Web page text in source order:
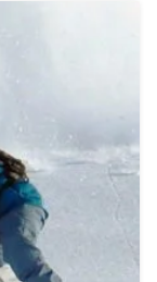
In
Ab 1.470€